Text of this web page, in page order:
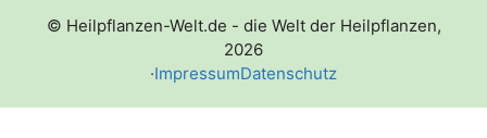
© Heilpflanzen-Welt.de - die Welt der Heilpflanzen,
2026
·ImpressumDatenschutz